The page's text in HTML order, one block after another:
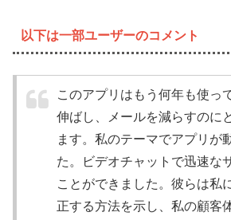
以下は一部ユーザーのコメント
このアプリはもう何年も使っ
伸ばし、メールを減らすのに
ます。私のテーマでアプリが
た。ビデオチャットで迅速な
ことができました。彼らは私
正する方法を示し、私の顧客